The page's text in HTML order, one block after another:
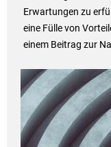
Erwartungen zu
eine Fülle von
einem Beitrag zur